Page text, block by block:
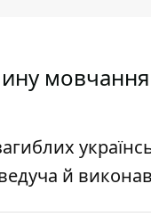
мовчання
й